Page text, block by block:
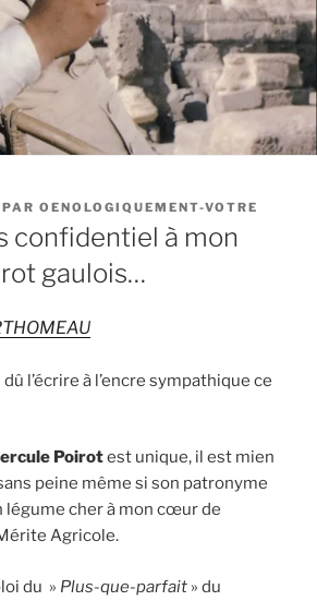
PAR OENOLOGIQUEMENT-VOTRE
confidentiel à mon
gaulois…
l’écrire à l’encre sympathique ce
Poirotest unique, il est mien
peine même si son patronyme
légume cher à mon cœur de
Agricole.
du » Plus-que-parfait » du